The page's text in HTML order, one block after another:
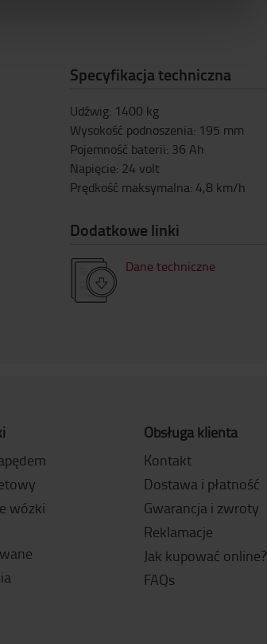
Specyfikacja techniczna
Udźwig: 1400 kg
Wysokość podnoszenia: 195 mm
Pojemność baterii: 36 Ah
Napięcie: 24 volt
Prędkość maksymalna: 4,8 km/h
Dodatkowe linki
Dane techniczne
wózki
Obsługa klienta
Kontakt
Dostawa i płatność
Gwarancja i zwroty
Reklamacje
Jak kupować online?
FAQs